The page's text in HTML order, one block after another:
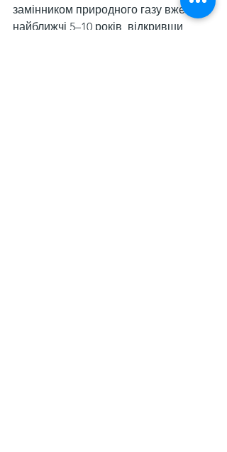
замінником природного газу вже в
найближчі 5–10 років, відкривши